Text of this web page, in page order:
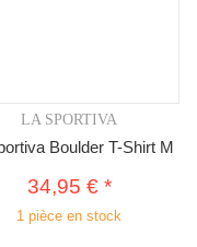
LA SPORTIVA
Boulder T-Shirt M
34,95 € *
1 pièce en stock